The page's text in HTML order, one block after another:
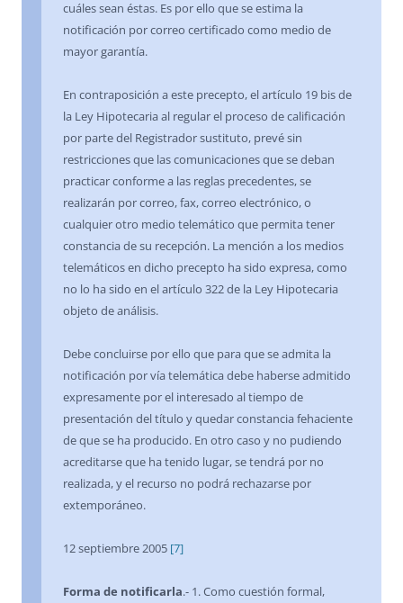
cuáles sean éstas. Es por ello que se estima la
notificación por correo certificado como medio de
mayor garantía.
En contraposición a este precepto, el artículo 19 bis de
la Ley Hipotecaria al regular el proceso de calificación
por parte del Registrador sustituto, prevé sin
restricciones que las comunicaciones que se deban
practicar conforme a las reglas precedentes, se
realizarán por correo, fax, correo electrónico, o
cualquier otro medio telemático que permita tener
constancia de su recepción. La mención a los medios
telemáticos en dicho precepto ha sido expresa, como
no lo ha sido en el artículo 322 de la Ley Hipotecaria
objeto de análisis.
Debe concluirse por ello que para que se admita la
notificación por vía telemática debe haberse admitido
expresamente por el interesado al tiempo de
presentación del título y quedar constancia fehaciente
de que se ha producido. En otro caso y no pudiendo
acreditarse que ha tenido lugar, se tendrá por no
realizada, y el recurso no podrá rechazarse por
extemporáneo.
12 septiembre 2005 [7]
Forma de notificarla.- 1. Como cuestión formal,